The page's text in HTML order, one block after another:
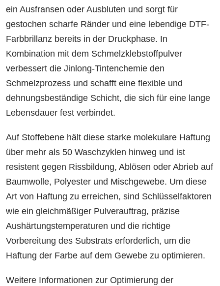
ein Ausfransen oder Ausbluten und sorgt für
gestochen scharfe Ränder und eine lebendige DTF-
Farbbrillanz bereits in der Druckphase. In
Kombination mit dem Schmelzklebstoffpulver
verbessert die Jinlong-Tintenchemie den
Schmelzprozess und schafft eine flexible und
dehnungsbeständige Schicht, die sich für eine lange
Lebensdauer fest verbindet.
Auf Stoffebene hält diese starke molekulare Haftung
über mehr als 50 Waschzyklen hinweg und ist
resistent gegen Rissbildung, Ablösen oder Abrieb auf
Baumwolle, Polyester und Mischgewebe. Um diese
Art von Haftung zu erreichen, sind Schlüsselfaktoren
wie ein gleichmäßiger Pulverauftrag, präzise
Aushärtungstemperaturen und die richtige
Vorbereitung des Substrats erforderlich, um die
Haftung der Farbe auf dem Gewebe zu optimieren.
Weitere Informationen zur Optimierung der